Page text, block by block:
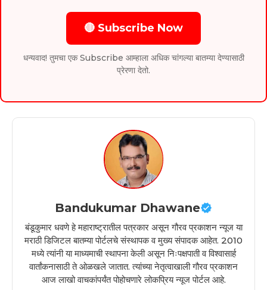
🔴 Subscribe Now
धन्यवाद! तुमचा एक Subscribe आम्हाला अधिक चांगल्या बातम्या देण्यासाठी
प्रेरणा देतो.
Bandukumar Dhawane
बंडूकुमार धवणे हे महाराष्ट्रातील पत्रकार असून गौरव प्रकाशन न्यूज या
मराठी डिजिटल बातम्या पोर्टलचे संस्थापक व मुख्य संपादक आहेत. 2010
मध्ये त्यांनी या माध्यमाची स्थापना केली असून निःपक्षपाती व विश्वासार्ह
वार्तांकनासाठी ते ओळखले जातात. त्यांच्या नेतृत्वाखाली गौरव प्रकाशन
आज लाखो वाचकांपर्यंत पोहोचणारे लोकप्रिय न्यूज पोर्टल आहे.